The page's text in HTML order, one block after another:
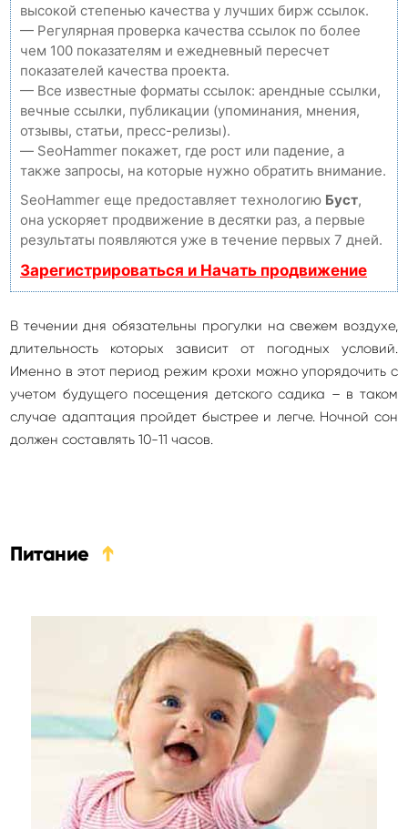
высокой степенью качества у лучших бирж ссылок.
— Регулярная проверка качества ссылок по более
чем 100 показателям и ежедневный пересчет
показателей качества проекта.
— Все известные форматы ссылок: арендные ссылки,
вечные ссылки, публикации (упоминания, мнения,
отзывы, статьи, пресс-релизы).
— SeoHammer покажет, где рост или падение, а
также запросы, на которые нужно обратить внимание.
SeoHammer еще предоставляет технологию Буст,
она ускоряет продвижение в десятки раз, а первые
результаты появляются уже в течение первых 7 дней.
Зарегистрироваться и Начать продвижение
В течении дня обязательны прогулки на свежем воздухе,
длительность которых зависит от погодных условий.
Именно в этот период режим крохи можно упорядочить с
учетом будущего посещения детского садика – в таком
случае адаптация пройдет быстрее и легче. Ночной сон
должен составлять 10-11 часов.
Питание ➔